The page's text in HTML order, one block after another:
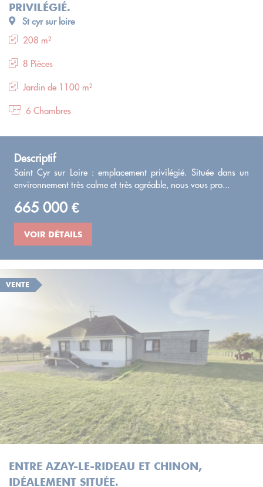
PRIVILÉGIÉ.
St cyr sur loire
208 m²
8 Pièces
Jardin de 1100 m²
6 Chambres
Descriptif
Saint Cyr sur Loire : emplacement privilégié. Située dans un
environnement très calme et très agréable, nous vous pro...
665 000 €
VOIR DÉTAILS
VENTE
ENTRE AZAY-LE-RIDEAU ET CHINON,
IDÉALEMENT SITUÉE.